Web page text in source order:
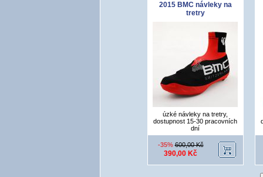
2015 BMC návleky na
tretry
úzké návleky na tretry,
dostupnost 15-30 pracovních
dní
-35%600,00 Kč
390,00 Kč